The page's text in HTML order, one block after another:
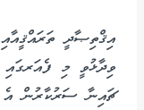
އިޤްތިޞާދީ
ވިދާޅުވީ މި
ޗައިނާ ސަރުކާރުން އެ